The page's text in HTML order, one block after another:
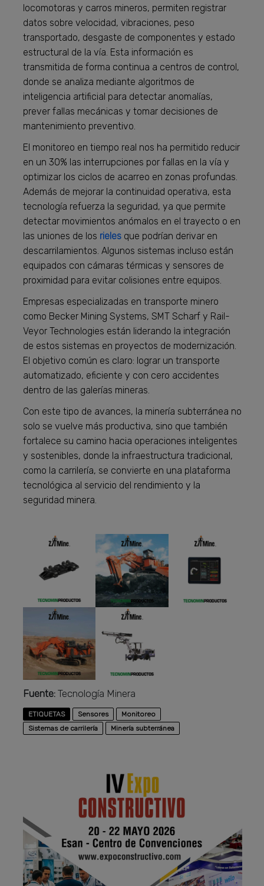
locomotoras y carros mineros, permiten registrar
datos sobre velocidad, vibraciones, peso
transportado, desgaste de componentes y estado
estructural de la vía. Esta información es
transmitida de forma continua a centros de control,
donde se analiza mediante algoritmos de
inteligencia artificial para detectar anomalías,
prever fallas mecánicas y tomar decisiones de
mantenimiento preventivo.
El monitoreo en tiempo real nos ha permitido reducir
en un 30% las interrupciones por fallas en la vía y
optimizar los ciclos de acarreo en zonas profundas.
Además de mejorar la continuidad operativa, esta
tecnología refuerza la seguridad, ya que permite
detectar movimientos anómalos en el trayecto o en
las uniones de los rieles que podrían derivar en
descarrilamientos. Algunos sistemas incluso están
equipados con cámaras térmicas y sensores de
proximidad para evitar colisiones entre equipos.
Empresas especializadas en transporte minero
como Becker Mining Systems, SMT Scharf y Rail-
Veyor Technologies están liderando la integración
de estos sistemas en proyectos de modernización.
El objetivo común es claro: lograr un transporte
automatizado, eficiente y con cero accidentes
dentro de las galerías mineras.
Con este tipo de avances, la minería subterránea no
solo se vuelve más productiva, sino que también
fortalece su camino hacia operaciones inteligentes
y sostenibles, donde la infraestructura tradicional,
como la carrilería, se convierte en una plataforma
tecnológica al servicio del rendimiento y la
seguridad minera.
Fuente: Tecnología Minera
ETIQUETAS Sensores
Monitoreo
Sistemas de carrilería
Minería subterránea